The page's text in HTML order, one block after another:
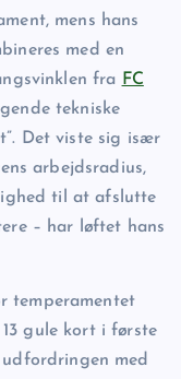
mens hans
med en
fra FC
tekniske
Det viste sig især
arbejdsradius,
til at afslutte
– har løftet hans
temperamentet
gule kort i første
med